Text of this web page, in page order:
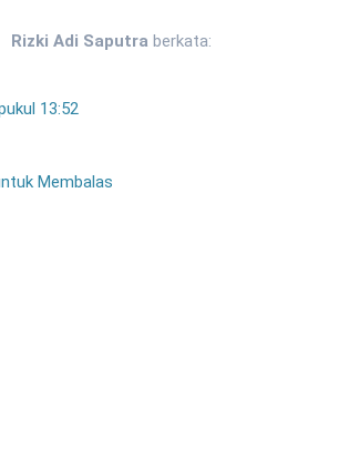
Rizki Adi Saputra berkata:
13:52
Membalas